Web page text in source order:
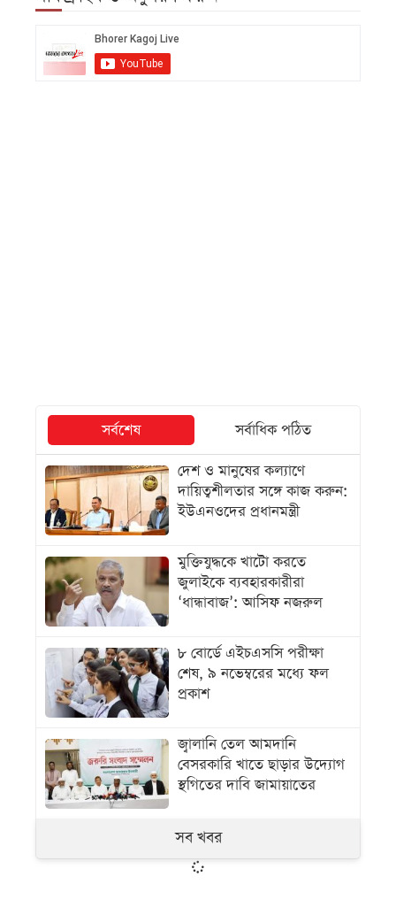
সর্বশেষ
সর্বাধিক পঠিত
দেশ ও মানুষের কল্যাণে
দায়িত্বশীলতার সঙ্গে কাজ করুন:
ইউএনওদের প্রধানমন্ত্রী
মুক্তিযুদ্ধকে খাটো করতে
জুলাইকে ব্যবহারকারীরা
‘ধান্ধাবাজ’: আসিফ নজরুল
৮ বোর্ডে এইচএসসি পরীক্ষা
শেষ, ৯ নভেম্বরের মধ্যে ফল
প্রকাশ
জ্বালানি তেল আমদানি
বেসরকারি খাতে ছাড়ার উদ্যোগ
স্থগিতের দাবি জামায়াতের
সব খবর